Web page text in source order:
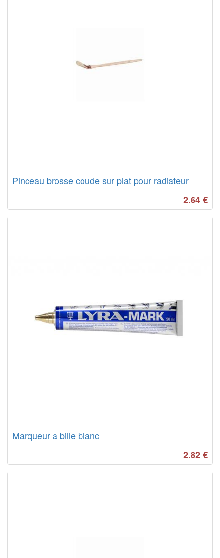
Pinceau brosse coude sur plat pour radiateur
2.64€
Marqueur a bille blanc
2.82€